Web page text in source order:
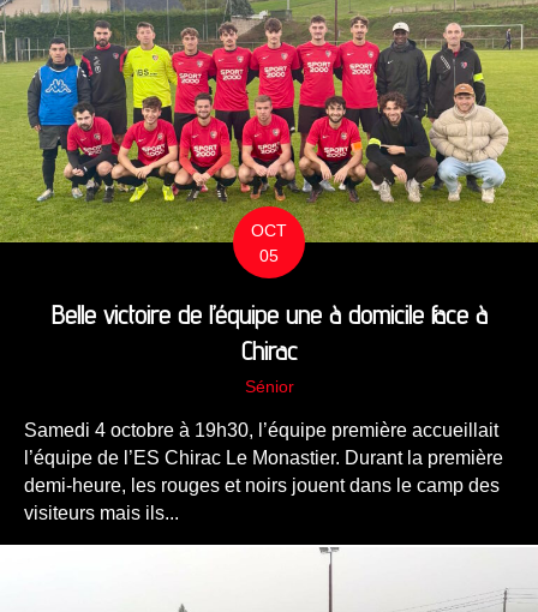
OCT
05
Belle victoire de l’équipe une à domicile face à
Chirac
Sénior
Samedi 4 octobre à 19h30, l’équipe première accueillait
l’équipe de l’ES Chirac Le Monastier. Durant la première
demi-heure, les rouges et noirs jouent dans le camp des
visiteurs mais ils...